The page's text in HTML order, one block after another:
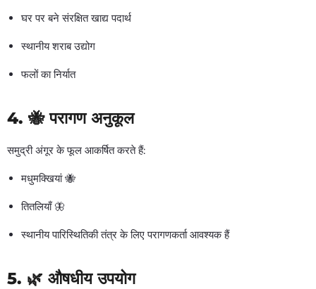
घर पर बने संरक्षित खाद्य पदार्थ
स्थानीय शराब उद्योग
फलों का निर्यात
4. 🐝परागण अनुकूल
समुद्री अंगूर के फूल आकर्षित करते हैं:
मधुमक्खियां 🐝
तितलियाँ 🦋
स्थानीय पारिस्थितिकी तंत्र के लिए परागणकर्ता आवश्यक हैं
5. 🌿 औषधीय उपयोग